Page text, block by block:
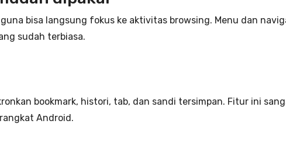
bisa langsung fokus ke aktivitas browsing. Menu dan
sudah terbiasa.
bookmark, histori, tab, dan sandi tersimpan. Fitur ini
Android.